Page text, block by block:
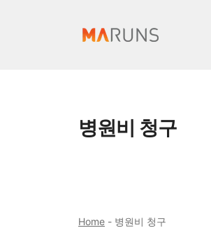
병원비 청구
Home - 병원비 청구